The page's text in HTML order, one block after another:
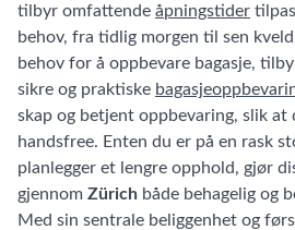
tilbyr omfattende åpningstider
behov, fra tidlig morgen til sen
behov for å oppbevare bagasje,
sikre og praktiske
skap og betjent oppbevaring, slik at
handsfree. Enten du er på en rask
planlegger et lengre opphold, gjør
gjennom Zürich både behagelig og
Med sin sentrale beliggenhet og